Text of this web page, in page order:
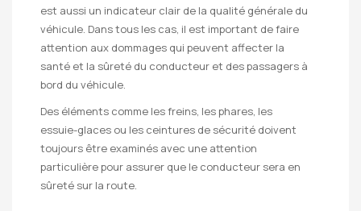
est aussi un indicateur clair de la qualité générale du
véhicule. Dans tous les cas, il est important de faire
attention aux dommages qui peuvent affecter la
santé et la sûreté du conducteur et des passagers à
bord du véhicule.
Des éléments comme les freins, les phares, les
essuie-glaces ou les ceintures de sécurité doivent
toujours être examinés avec une attention
particulière pour assurer que le conducteur sera en
sûreté sur la route.